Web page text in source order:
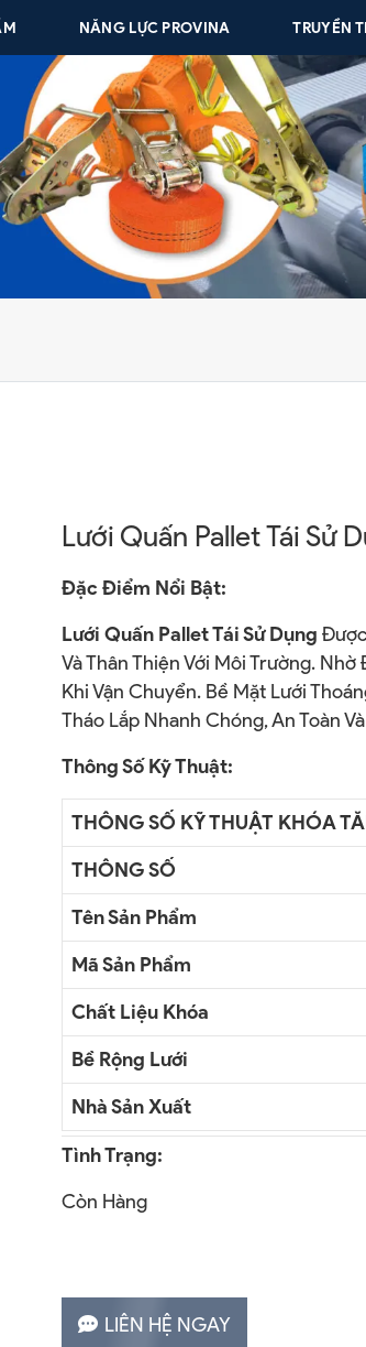
NĂNG LỰC PROVINA TRUYỀN
Lưới Quấn Pallet Tái Sử
Đặc Điểm Nổi Bật:
Lưới Quấn Pallet Tái Sử Dụng
Và Thân Thiện Với Môi Trường.
Khi Vận Chuyển. Bề Mặt Lưới
Tháo Lắp Nhanh Chóng, An Toàn
Thông Số Kỹ Thuật:
THÔNG SỐ KỸ THUẬT KHÓA
THÔNG SỐ
Tên Sản Phẩm
Mã Sản Phẩm
Chất Liệu Khóa
Bề Rộng Lưới
Nhà Sản Xuất
Tình Trạng:
Còn Hàng
LIÊN HỆ NGAY